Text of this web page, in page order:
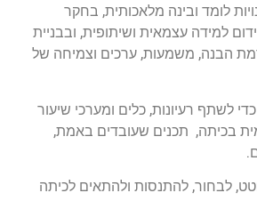
לומד ובינה מלאכותית, בחקר
למידה עצמאית ושיתופית, ובבניית
הבנה, משמעות, ערכים וצמיחה של
לשתף רעיונות, כלים ומערכי שיעור
בכיתה, תכנים שעובדים באמת,
לבחור, להתנסות ולהתאים לכיתה